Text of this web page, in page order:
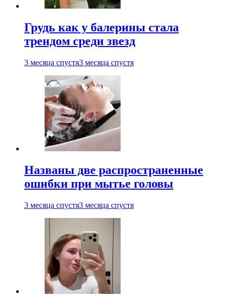
Грудь как у балерины стала
трендом среди звезд
3 месяца спустя3 месяца спустя
Названы две распространенные
ошибки при мытье головы
3 месяца спустя3 месяца спустя